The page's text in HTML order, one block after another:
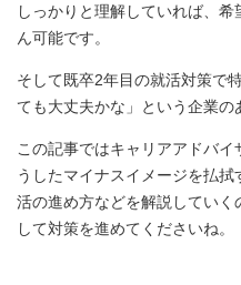
しっかりと理解していれば、
ん可能です。
そして既卒2年目の就活対策で
ても大丈夫かな」という企業の
この記事ではキャリアアドバ
うしたマイナスイメージを払
活の進め方などを解説してい
して対策を進めてくださいね。